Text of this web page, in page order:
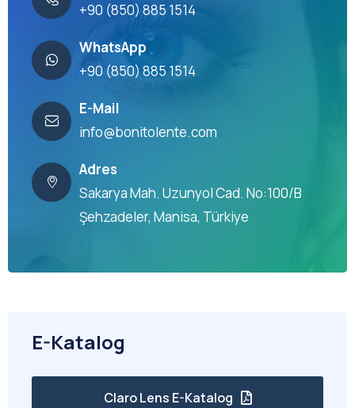
+90 (850) 885 1514
WhatsApp
+90 (850) 885 1514
E-Mail
info@bonitolente.com
Adres
Sakarya Mah. Uzunyol Cad. No:100/B
Şehzadeler, Manisa, Türkiye
E-Katalog
Claro Lens E-Katalog